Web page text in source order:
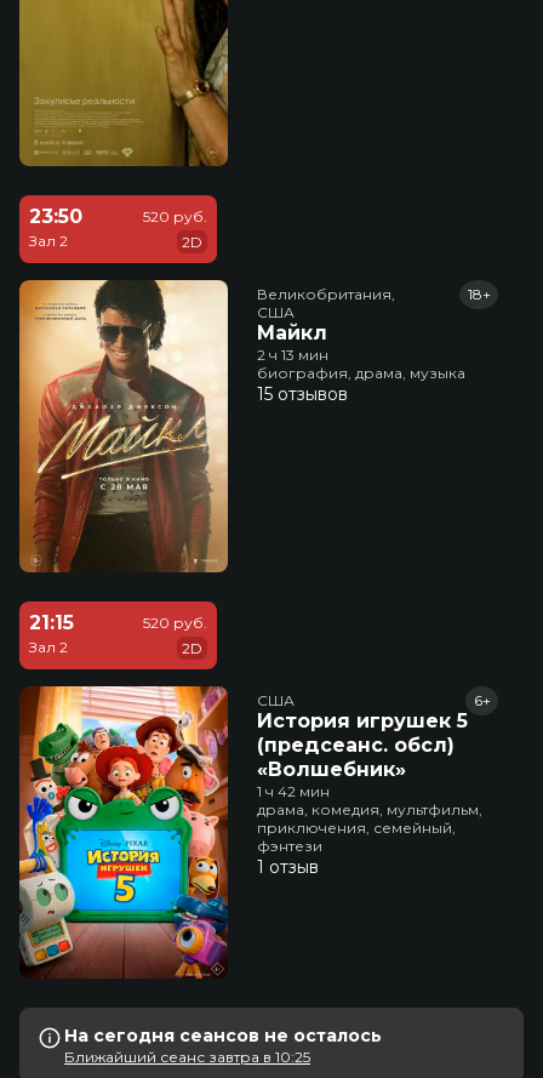
23:50
Зал 2
520 руб.
2D
Великобритания,
США
Майкл
18+
2 ч 13 мин
биография, драма, музыка
15 отзывов
21:15
Зал 2
520 руб.
2D
США
История игрушек 5
(предсеанс. обсл)
«Волшебник»
6+
1 ч 42 мин
драма, комедия, мультфильм,
приключения, семейный,
фэнтези
1 отзыв
На сегодня сеансов не осталось
Ближайший сеанс завтра в 10:25